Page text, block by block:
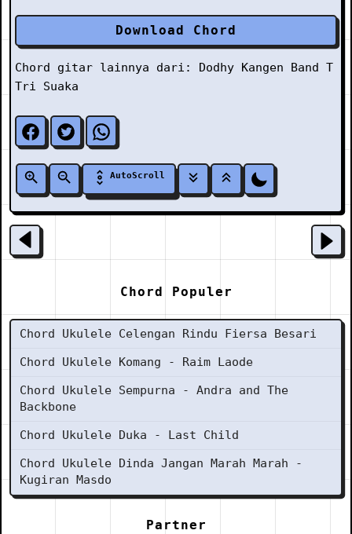
Download Chord
Chord gitar lainnya dari: Dodhy Kangen Band T
Tri Suaka
AutoScroll
Chord Populer
Chord Ukulele Celengan Rindu Fiersa Besari
Chord Ukulele Komang - Raim Laode
Chord Ukulele Sempurna - Andra and The
Backbone
Chord Ukulele Duka - Last Child
Chord Ukulele Dinda Jangan Marah Marah -
Kugiran Masdo
Partner